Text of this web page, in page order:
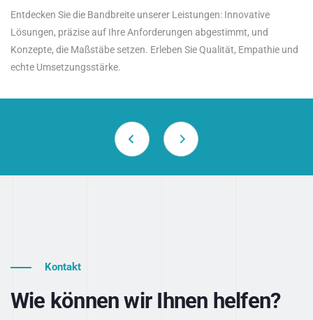
Entdecken Sie die Bandbreite unserer Leistungen: Innovative
Lösungen, präzise auf Ihre Anforderungen abgestimmt, und
Konzepte, die Maßstäbe setzen. Erleben Sie Qualität, Empathie und
echte Umsetzungsstärke.
Kontakt
Wie können wir Ihnen helfen?